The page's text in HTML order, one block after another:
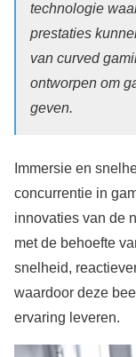
technologie
prestaties
van curved
ontworpen om
geven.
Immersie en
concurrentie in
innovaties van de
met de behoefte
snelheid,
waardoor deze
ervaring leveren.